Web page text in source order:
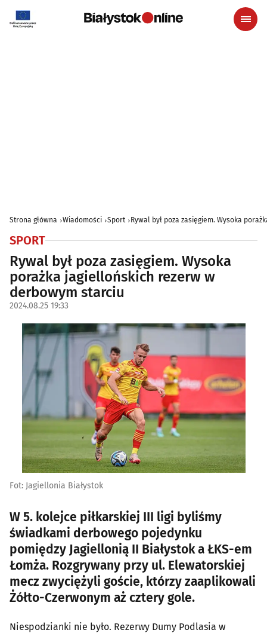
Strona główna Wiadomości Sport Rywal był poza zasięgiem. Wysoka
SPORT
Rywal był poza zasięgiem. Wysoka
porażka jagiellońskich rezerw w
derbowym starciu
2024.08.25 19:33
Fot: Jagiellonia Białystok
W 5. kolejce piłkarskiej III ligi byliśmy
świadkami derbowego pojedynku
pomiędzy Jagiellonią II Białystok a ŁKS-em
Łomża. Rozgrywany przy ul. Elewatorskiej
mecz zwyciężyli goście, którzy zaaplikowali
Żółto-Czerwonym aż cztery gole.
Niespodzianki nie było. Rezerwy Dumy Podlasia w